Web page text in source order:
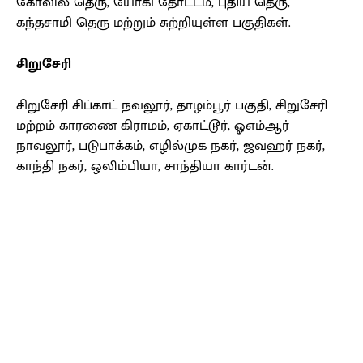
கந்தசாமி தெரு மற்றும் சுற்றியுள்ள பகுதிகள்.
சிறுசேரி
சிறுசேரி சிப்காட் நவலூர், தாழம்பூர் பகுதி, சிறுசேரி
மற்றம் காரணை கிராமம், ஏகாட்டூர், ஓஎம்ஆர்
நாவலூர், படுபாக்கம், எழில்முக நகர், ஜவஹர் நகர்,
காந்தி நகர், ஒலிம்பியா, சாந்தியா கார்டன்.